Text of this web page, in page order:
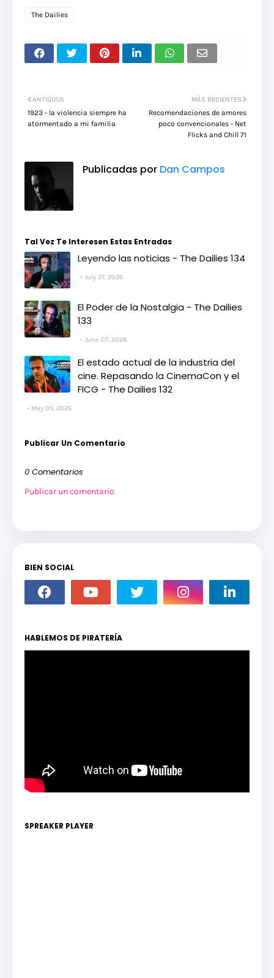
The Dailies
MÁS RECIENTES
Recomendaciones de amores
poco convencionales - Net
Flicks and Chill 71
ANTIGUOS
1923 - la violencia siempre ha
atormentado a mi familia
Publicadas por Dan Campos
Tal Vez Te Interesen Estas Entradas
Leyendo las noticias - The Dailies 134
July 27, 2026
El Poder de la Nostalgia - The Dailies
133
June 07, 2026
El estado actual de la industria del
cine. Repasando la CinemaCon y el
FICG - The Dailies 132
May 05, 2026
Publicar Un Comentario
0 Comentarios
Publicar un comentario
BIEN SOCIAL
HABLEMOS DE PIRATERÍA
SPREAKER PLAYER